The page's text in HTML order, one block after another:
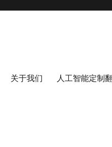
关于我们 人工智能定制